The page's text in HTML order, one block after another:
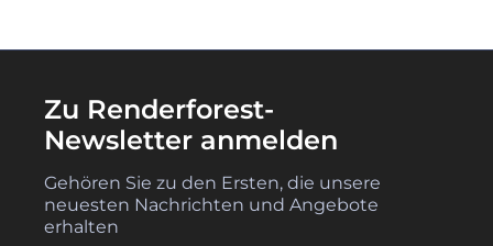
Zu Renderforest-
Newsletter anmelden
Gehören Sie zu den Ersten, die unsere
neuesten Nachrichten und Angebote
erhalten